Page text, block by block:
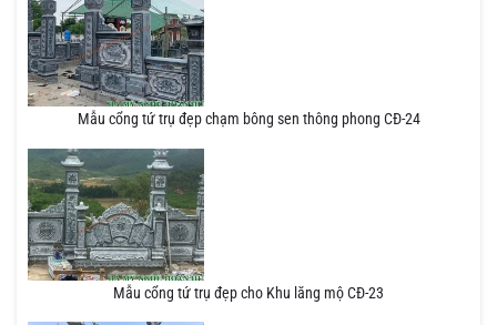
Mẫu cổng tứ trụ đẹp chạm bông sen thông phong CĐ-24
Mẫu cổng tứ trụ đẹp cho Khu lăng mộ CĐ-23